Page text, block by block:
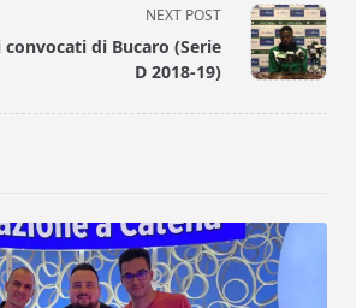
NEXT POST
di Bucaro (Serie
D 2018-19)